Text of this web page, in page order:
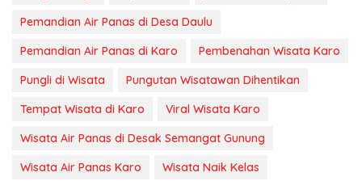
Pemandian Air Panas di Desa Daulu
Pemandian Air Panas di Karo
Pembenahan Wisata Karo
Pungli di Wisata
Pungutan Wisatawan Dihentikan
Tempat Wisata di Karo
Viral Wisata Karo
Wisata Air Panas di Desak Semangat Gunung
Wisata Air Panas Karo
Wisata Naik Kelas